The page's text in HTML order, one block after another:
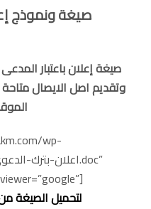
صيغة ونموذج
صيغة إعلان باعتبار
وتقديم اصل الايصال
wp-
لتحميل الصيغة